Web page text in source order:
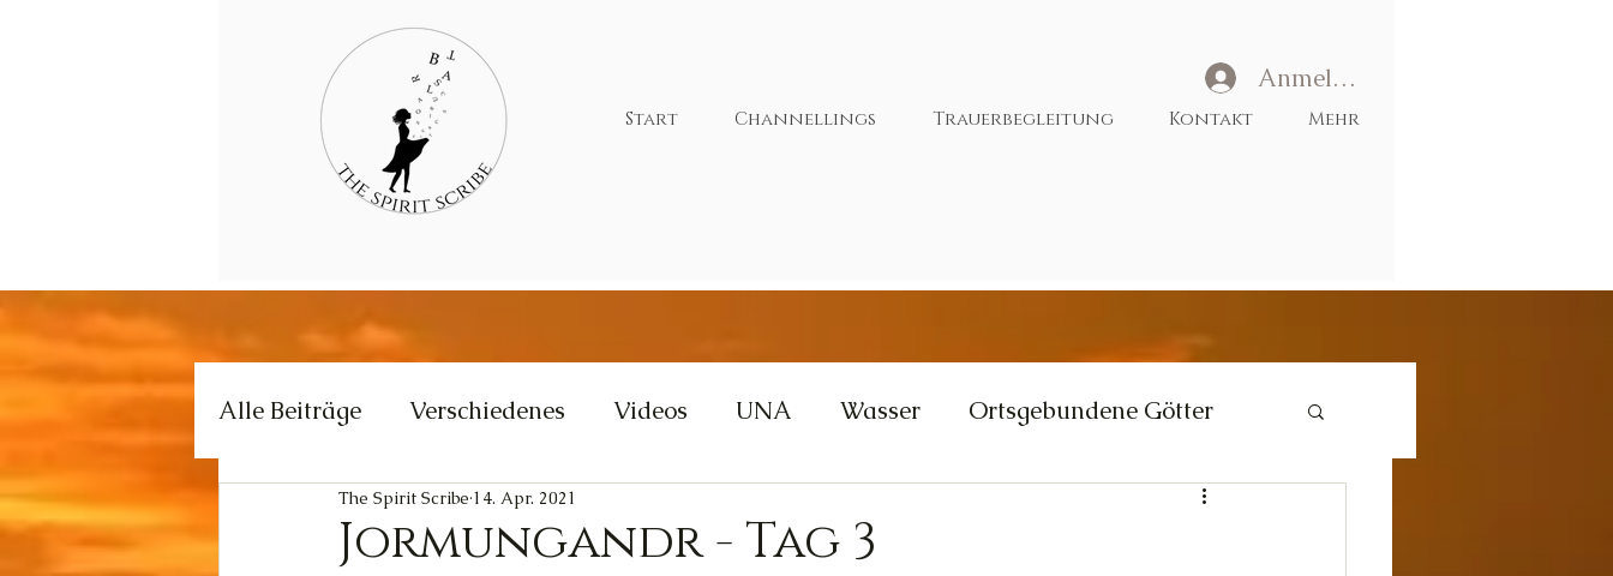
Anmelden
Start Channellings Trauerbegleitung Kontakt Mehr
Alle Beiträge Verschiedenes Videos UNA Wasser Ortsgebundene Götter
Kommunikation Kreativität
Jormungandr - Tag 3
The Spirit Scribe 14. Apr. 2021